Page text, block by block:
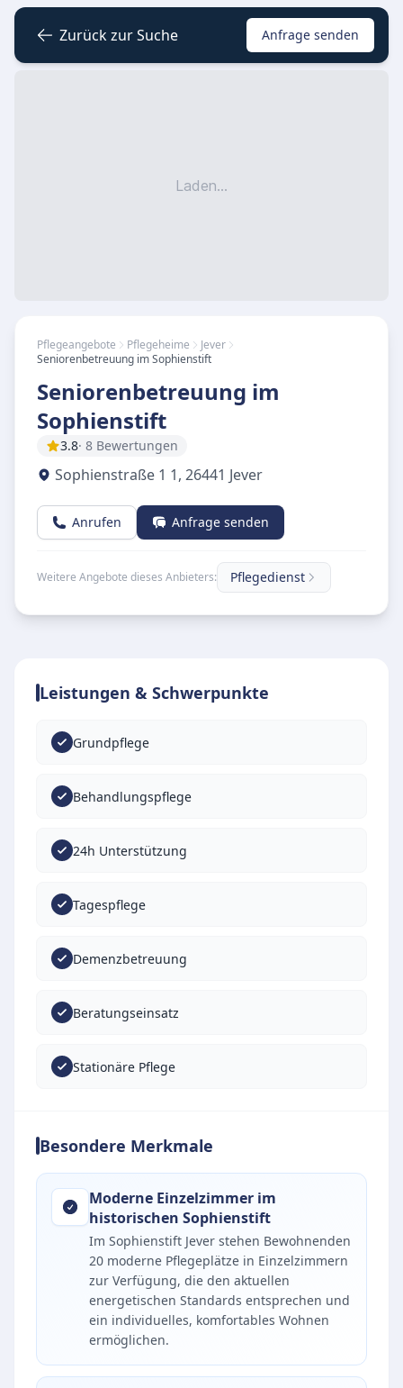
Zurück zur Suche Anfrage senden
Laden...
Pflegeangebote Pflegeheime
Jever
Seniorenbetreuung im Sophienstift
Seniorenbetreuung im
Sophienstift
3.8· 8 Bewertungen
Sophienstraße 1 1, 26441 Jever
Anrufen Anfrage senden
Weitere Angebote dieses Anbieters: Pflegedienst
Leistungen & Schwerpunkte
Grundpflege
Behandlungspflege
24h Unterstützung
Tagespflege
Demenzbetreuung
Beratungseinsatz
Stationäre Pflege
Besondere Merkmale
Moderne Einzelzimmer im
historischen Sophienstift
Im Sophienstift Jever stehen Bewohnenden
20 moderne Pflegeplätze in Einzelzimmern
zur Verfügung, die den aktuellen
energetischen Standards entsprechen und
ein individuelles, komfortables Wohnen
ermöglichen.